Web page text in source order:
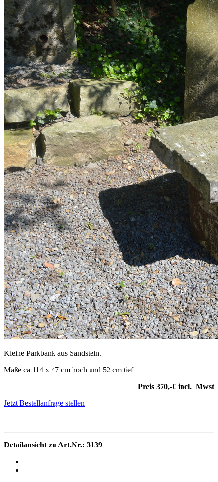
Kleine Parkbank aus Sandstein.
Maße ca 114 x 47 cm hoch und 52 cm tief
Preis 370,-€ incl. Mwst
Jetzt Bestellanfrage stellen
Detailansicht zu Art.Nr.: 3139